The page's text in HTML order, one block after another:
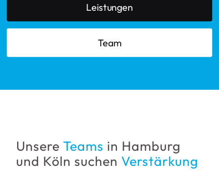
Leistungen
Team
Unsere Teams in Hamburg
und Köln suchen Verstärkung